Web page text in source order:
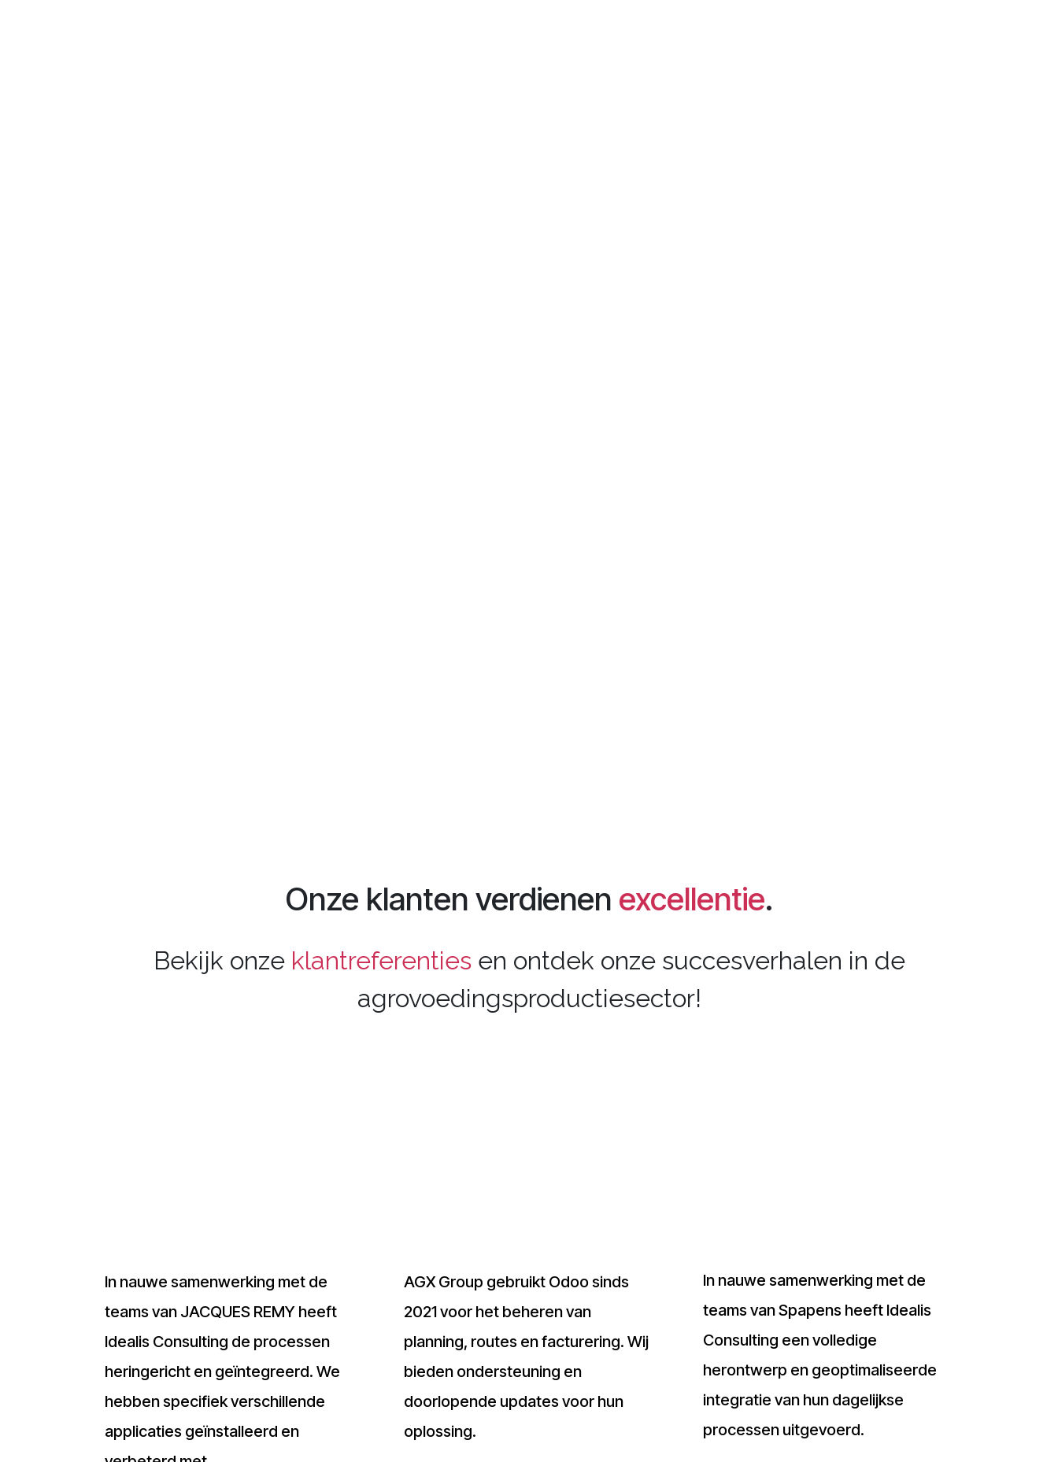
Onze klanten verdienen excellentie.
Bekijk onze klantreferentiesen ontdek onze succesverhalen in de
agrovoedingsproductiesector!
In nauwe samenwerking met de
teams van JACQUES REMY heeft
Idealis Consulting de processen
heringericht en geïntegreerd. We
hebben specifiek verschillende
applicaties geïnstalleerd en
AGX Group gebruikt Odoo sinds
2021 voor het beheren van
planning, routes en facturering. Wij
bieden ondersteuning en
doorlopende updates voor hun
oplossing.
In nauwe samenwerking met de
teams van Spapens heeft Idealis
Consulting een volledige
herontwerp en geoptimaliseerde
integratie van hun dagelijkse
processen uitgevoerd.